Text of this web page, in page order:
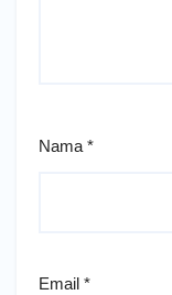
Nama *
Email *